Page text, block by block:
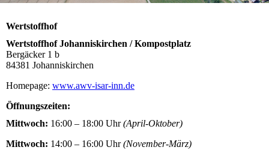
Wertstoffhof
Wertstoffhof Johanniskirchen / Kompostplatz
Bergäcker 1 b
84381 Johanniskirchen
Homepage: www.awv-isar-inn.de
Öffnungszeiten:
Mittwoch: 16:00 – 18:00 Uhr(April-Oktober)
Mittwoch: 14:00 – 16:00 Uhr(November-März)